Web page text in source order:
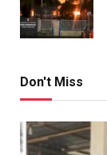
Don't Miss